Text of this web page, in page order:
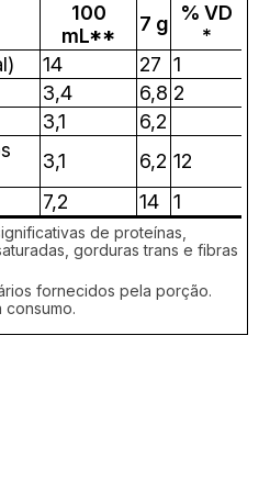
100
mL**
7 g
% VD
*
14 27 1
3,4 6,8 2
3,1
6,2
3,1 6,2 12
7,2 14 1
de proteínas,
gorduras trans e fibras
fornecidos pela porção.